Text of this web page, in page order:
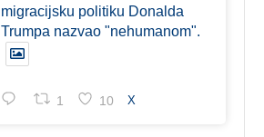
migracijsku politiku Donalda
Trumpa nazvao "nehumanom".
1 10 X